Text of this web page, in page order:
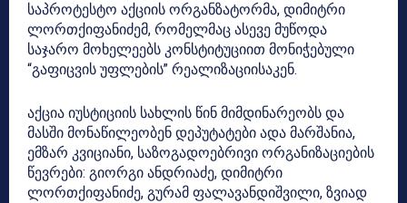
საპროტესტო აქციის ორგანზატორმა, დიმიტრი
ლორთქიფანიძემ, რომელმაც ასევე მუწოდა
საჯარო მოხელეებს კონსტიტუციით მონიჭებული
“გაფიცვის უფლების” რეალიზაციისაკენ.
აქცია იუსტიციის სახლის წინ მიმდინარეობს და
მასში მონაწილეობენ დეპუტატები ადა მარშანია,
ემზარ კვიციანი, საზოგადოებრივი ორგანიზაციების
წევრები: გიორგი ანდრიაძე, დიმიტრი
ლორთქიფანიძე, გურამ ფალავანდიშვილი, ზვიად